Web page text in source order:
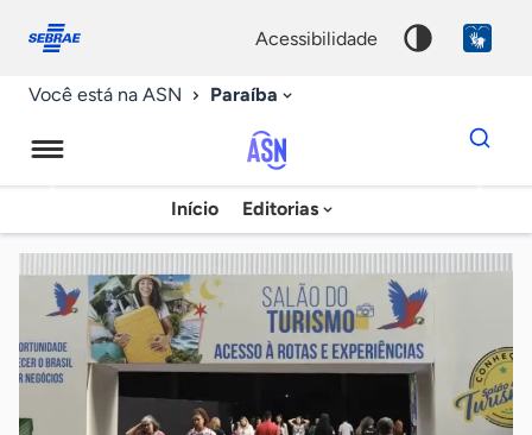
conosco
acessibilidade
Você está na ASN Paraíba
Agência
Sebrae
de
Notícias
Início Editorias
Dados
para
chave